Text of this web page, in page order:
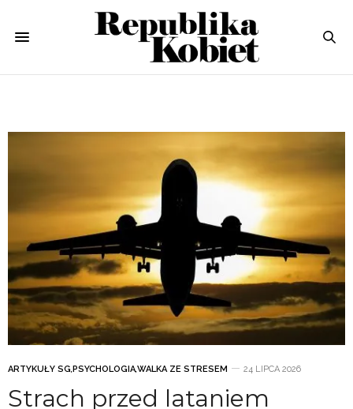
ARTYKUŁY SG,PSYCHOLOGIA,WALKA ZE STRESEM 24 LIPCA 2026
Strach przed lataniem